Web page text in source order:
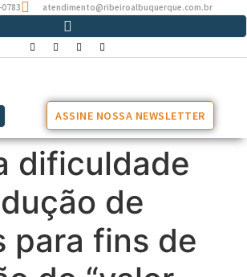
atendimento@ribeiroalbuquerque.com.br
ASSINE NOSSA NEWSLETTER
dificuldade
de
para fins de